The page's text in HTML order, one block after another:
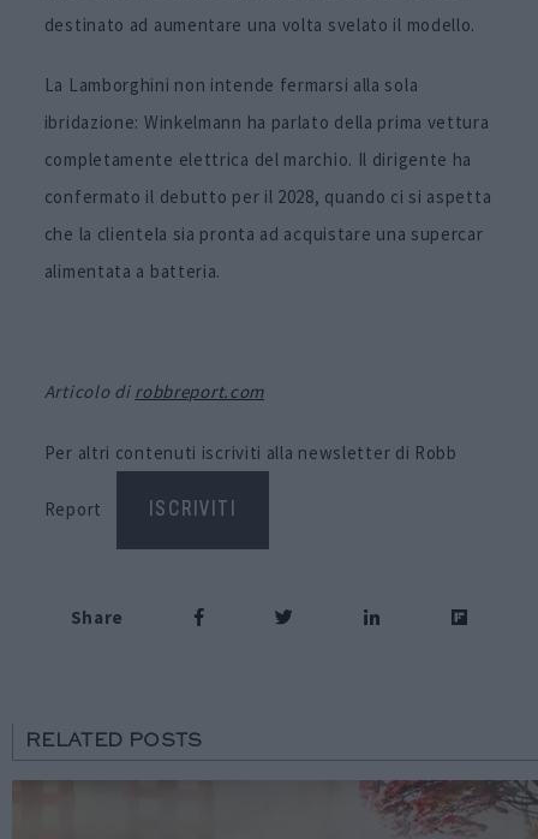
destinato ad aumentare una volta svelato il modello.
La Lamborghini non intende fermarsi alla sola
ibridazione: Winkelmann ha parlato della prima vettura
completamente elettrica del marchio. Il dirigente ha
confermato il debutto per il 2028, quando ci si aspetta
che la clientela sia pronta ad acquistare una supercar
alimentata a batteria.
Articolo di robbreport.com
Per altri contenuti iscriviti alla newsletter di Robb
Report ISCRIVITI
Share
RELATED POSTS